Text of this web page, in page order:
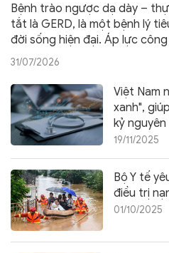
Bệnh trào ngược dạ dày –
tắt là GERD, là một bệnh lý
đời sống hiện đại. Áp lực
thường, thức khuya, thừa
rượu bia có thể làm triệu
hơn. Nếu không được nhận
không chỉ gây khó chịu, mất
mà còn có thể dẫn đến tổn
31/07/2026
Việt Nam
xanh",
kỷ
19/11/2025
Bộ Y tế
điều trị
01/10/2025